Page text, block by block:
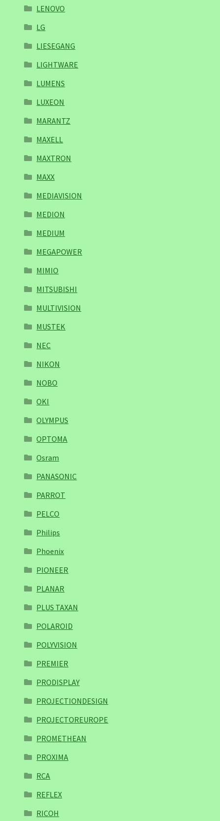
LENOVO
LG
LIESEGANG
LIGHTWARE
LUMENS
LUXEON
MARANTZ
MAXELL
MAXTRON
MAXX
MEDIAVISION
MEDION
MEDIUM
MEGAPOWER
MIMIO
MITSUBISHI
MULTIVISION
MUSTEK
NEC
NIKON
NOBO
OKI
OLYMPUS
OPTOMA
Osram
PANASONIC
PARROT
PELCO
Philips
Phoenix
PIONEER
PLANAR
PLUS TAXAN
POLAROID
POLYVISION
PREMIER
PRODISPLAY
PROJECTIONDESIGN
PROJECTOREUROPE
PROMETHEAN
PROXIMA
RCA
REFLEX
RICOH